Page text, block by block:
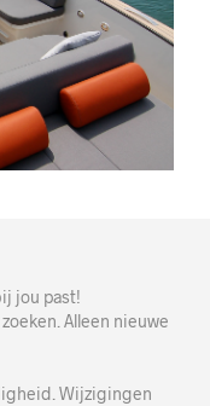
jou past!
Alleen nieuwe
Wijzigingen